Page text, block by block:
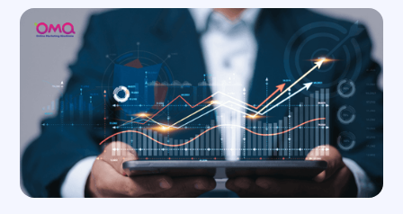
nem növeli.